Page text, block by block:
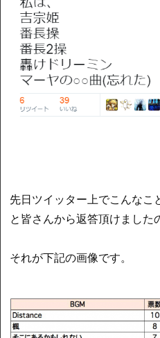
先日ツイッター上でこんな
と皆さんから返答頂けました
それが下記の画像です。